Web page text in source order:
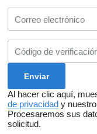
Al hacer clic aquí,
de privacidad y nuestro
Procesaremos sus
solicitud.